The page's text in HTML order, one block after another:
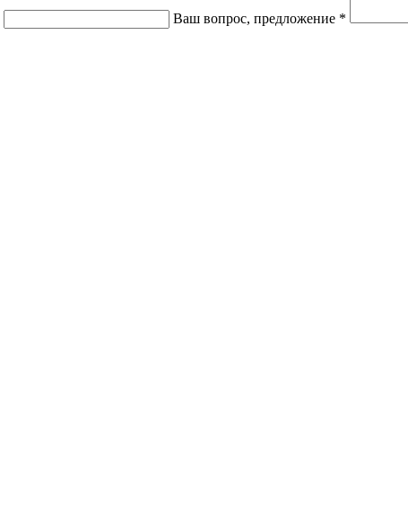
Ваш вопрос, предложение *